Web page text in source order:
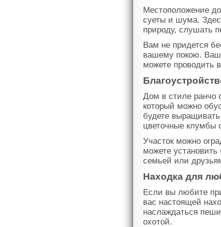
Местоположение
суеты и шума.
природу, слушать
Вам не придется
вашему покою. Ваш
можете проводить
Дом в стиле ранчо
который можно
будете
цветочные клумбы
Участок можно
можете
семьей или
Находка для
Если вы любите
вас настоящей
наслаждаться
охотой.